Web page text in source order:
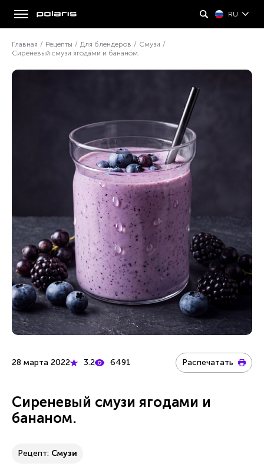
RU
Главная / Рецепты / Для блендеров / Смузи /
Сиреневый смузи ягодами и бананом.
28 марта 2022 3.2 6491 Распечатать
Сиреневый смузи ягодами и
бананом.
Рецепт: Смузи